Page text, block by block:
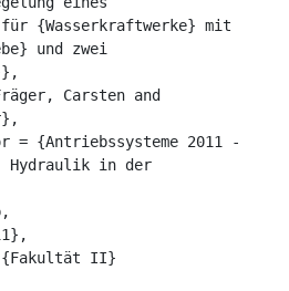
{Wasserkraftwerke} mit
und zwei
Hydraulik in der